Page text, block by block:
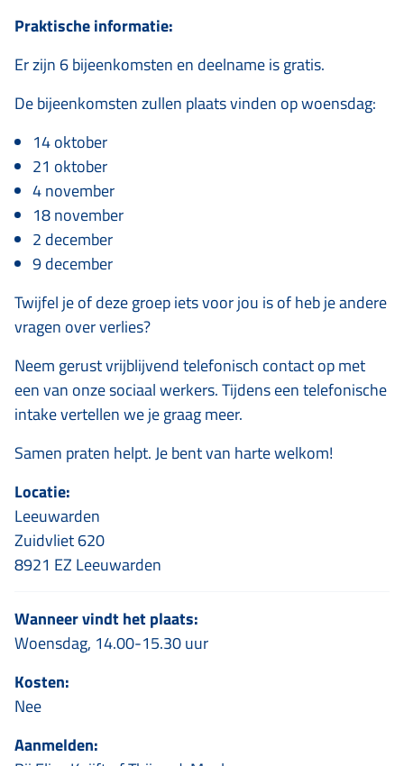
Praktische informatie:
Er zijn 6 bijeenkomsten en deelname is gratis.
De bijeenkomsten zullen plaats vinden op woensdag:
14 oktober
21 oktober
4 november
18 november
2 december
9 december
Twijfel je of deze groep iets voor jou is of heb je andere
vragen over verlies?
Neem gerust vrijblijvend telefonisch contact op met
een van onze sociaal werkers. Tijdens een telefonische
intake vertellen we je graag meer.
Samen praten helpt. Je bent van harte welkom!
Locatie:
Leeuwarden
Zuidvliet 620
8921 EZ Leeuwarden
Wanneer vindt het plaats:
Woensdag, 14.00-15.30 uur
Kosten:
Nee
Aanmelden: